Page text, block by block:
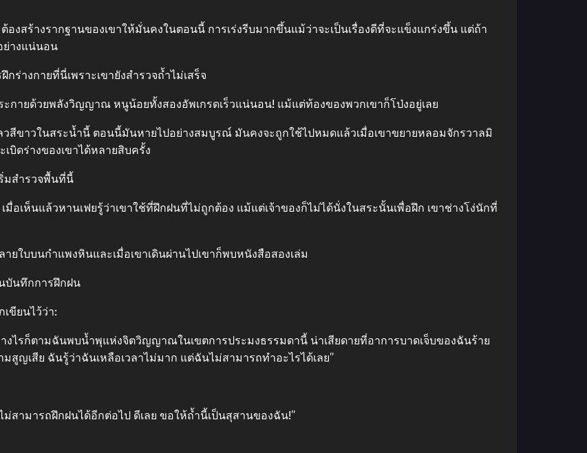
องสร้างรากฐานของเขาให้มั่นคงในตอนนี้ การเร่งรีบมากขึ้นแม้ว่าจะเป็นเรื่องดีที่จะแข็งแกร่งขึ้น แต่ถ้า
ย่างแน่นอน
ร่างกายที่นี่เพราะเขายังสำรวจถ้ำไม่เสร็จ
ะกายด้วยพลังวิญญาณ หนูน้อยทั้งสองอัพเกรดเร็วแน่นอน! แม้แต่ท้องของพวกเขาก็โป่งอยู่เลย
สีขาวในสระน้ำนี้ ตอนนี้มันหายไปอย่างสมบูรณ์ มันคงจะถูกใช้ไปหมดแล้วเมื่อเขาขยายหลอมจักรวาลมิ
บิดร่างของเขาได้หลายสิบครั้ง
ริ่มสำรวจพื้นที่นี้
อเห็นแล้วหานเฟยรู้ว่าเขาใช้ที่ฝึกฝนที่ไม่ถูกต้อง แม้แต่เจ้าของก็ไม่ได้นั่งในสระนั้นเพื่อฝึก เขาช่างโง่นักที่
ยใบบนกำแพงหินและเมื่อเขาเดินผ่านไปเขาก็พบหนังสือสองเล่ม
บันทึกการฝึกฝน
ขียนไว้ว่า:
ไรก็ตามฉันพบน้ำพุแห่งจิตวิญญาณในเขตการประมงธรรมดานี้ น่าเสียดายที่อาการบาดเจ็บของฉันร้าย
ญเสีย ฉันรู้ว่าฉันเหลือเวลาไม่มาก แต่ฉันไม่สามารถทำอะไรได้เลย”
สามารถฝึกฝนได้อีกต่อไป ดีเลย ขอให้ถ้ำนี้เป็นสุสานของฉัน!”